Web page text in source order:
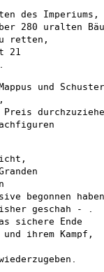
des Imperiums,
280 uralten
retten,
21
und
begonnen haben
geschah - .
sichere Ende
ihrem Kampf,